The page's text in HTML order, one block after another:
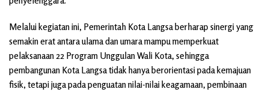
Melalui kegiatan ini, Pemerintah Kota Langsa berharap sinergi yang
semakin erat antara ulama dan umara mampu memperkuat
pelaksanaan 22 Program Unggulan Wali Kota, sehingga
pembangunan Kota Langsa tidak hanya berorientasi pada kemajuan
fisik, tetapi juga pada penguatan nilai-nilai keagamaan, pembinaan